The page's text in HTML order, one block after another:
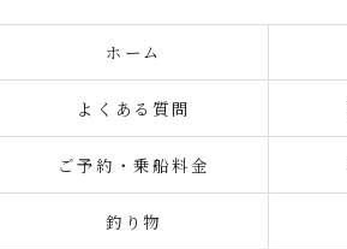
ホーム
よくある質問
ご予約・乗船料金
釣り物